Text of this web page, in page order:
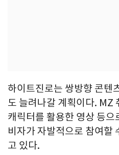
하이트진로는 쌍방향 콘텐
도 늘려나갈 계획이다. MZ
캐릭터를 활용한 영상 등
비자가 자발적으로 참여할
고 있다.